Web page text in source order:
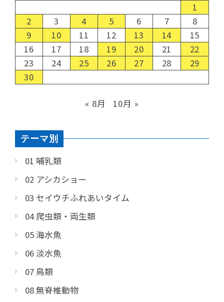
1
2
3 4 5 6 7
8
9
10 11 12 13 14
15
16
17 18 19 20 21
22
23
24 25 26 27 28
29
30
« 8月 10月 »
テーマ別
01 哺乳類
02 アシカショー
03 セイウチふれあいタイム
04 爬虫類・両生類
05 海水魚
06 淡水魚
07 鳥類
08 無脊椎動物